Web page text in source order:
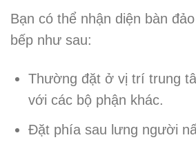
Bạn có thể nhận diện bàn
bếp như sau:
Thường đặt ở vị trí trung
với các bộ phận khác.
Đặt phía sau lưng người